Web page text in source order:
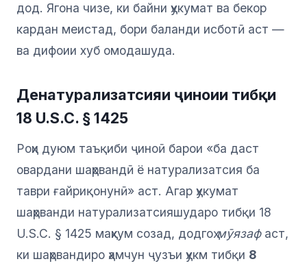
дод. Ягона чизе, ки байни ҳукумат ва бекор
кардан меистад, бори баланди исботӣ аст —
ва дифоии хуб омодашуда.
Денатурализатсияи ҷиноии тибқи
18 U.S.C. § 1425
Роҳи дуюм таъқиби ҷиноӣ барои «ба даст
овардани шаҳрвандӣ ё натурализатсия ба
таври ғайриқонунӣ» аст. Агар ҳукумат
шаҳрванди натурализатсияшударо тибқи 18
U.S.C. § 1425 маҳкум созад, додгоҳмӯязафаст,
ки шаҳрвандиро ҳамчун ҷузъи ҳукм тибқи 8